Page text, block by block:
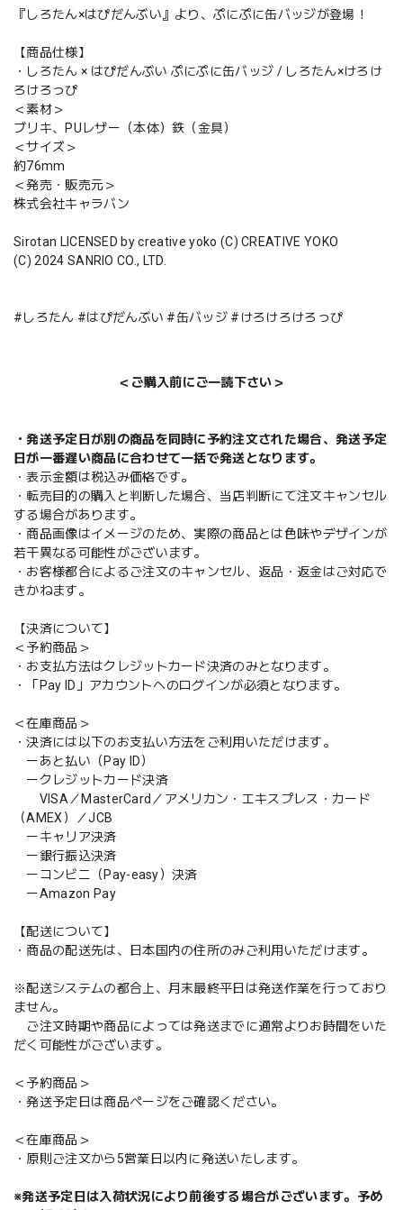
『しろたん×はぴだんぶい』より、ぷにぷに缶バッジが登場！
【商品仕様】
・しろたん × はぴだんぶい ぷにぷに缶バッジ / しろたん×けろけ
ろけろっぴ
＜素材＞
ブリキ、PUレザー（本体）鉄（金具）
＜サイズ＞
約76mm
＜発売・販売元＞
株式会社キャラバン
Sirotan LICENSED by creative yoko (C) CREATIVE YOKO
(C) 2024 SANRIO CO., LTD.
#しろたん #はぴだんぶい #缶バッジ #けろけろけろっぴ
＜ご購入前にご一読下さい＞
・発送予定日が別の商品を同時に予約注文された場合、発送予定
日が一番遅い商品に合わせて一括で発送となります。
・表示金額は税込み価格です。
・転売目的の購入と判断した場合、当店判断にて注文キャンセル
する場合があります。
・商品画像はイメージのため、実際の商品とは色味やデザインが
若干異なる可能性がございます。
・お客様都合によるご注文のキャンセル、返品・返金はご対応で
きかねます。
【決済について】
＜予約商品＞
・お支払方法はクレジットカード決済のみとなります。
・「Pay ID」アカウントへのログインが必須となります。
＜在庫商品＞
・決済には以下のお支払い方法をご利用いただけます。
ーあと払い（Pay ID）
ークレジットカード決済
VISA／MasterCard／アメリカン・エキスプレス・カード
（AMEX）／JCB
ーキャリア決済
ー銀行振込決済
ーコンビニ（Pay-easy）決済
ーAmazon Pay
【配送について】
・商品の配送先は、日本国内の住所のみご利用いただけます。
※配送システムの都合上、月末最終平日は発送作業を行っており
ません。
ご注文時期や商品によっては発送までに通常よりお時間をいた
だく可能性がございます。
＜予約商品＞
・発送予定日は商品ページをご確認ください。
＜在庫商品＞
・原則ご注文から5営業日以内に発送いたします。
※発送予定日は入荷状況により前後する場合がございます。予め